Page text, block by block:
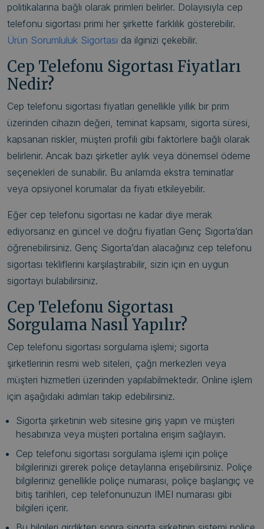
politikalarına bağlı olarak primleri belirler. Dolayısıyla cep
telefonu sigortası primi her şirkette farklılık gösterebilir.
Ürün Sorumluluk Sigortası da ilginizi çekebilir.
Cep Telefonu Sigortası Fiyatları
Nedir?
Cep telefonu sigortası fiyatları genellikle yıllık bir prim
üzerinden cihazın değeri, teminat kapsamı, sigorta süresi,
kapsanan riskler, müşteri profili gibi faktörlere bağlı olarak
belirlenir. Ancak bazı şirketler aylık veya dönemsel ödeme
seçenekleri de sunabilir. Bu anlamda ekstra teminatlar
veya opsiyonel korumalar da fiyatı etkileyebilir.
Eğer cep telefonu sigortası ne kadar diye merak
ediyorsanız en güncel ve doğru fiyatları Genç Sigorta’dan
öğrenebilirsiniz. Genç Sigorta’dan alacağınız cep telefonu
sigortası tekliflerini karşılaştırabilir, sizin için en uygun
sigortayı bulabilirsiniz.
Cep Telefonu Sigortası
Sorgulama Nasıl Yapılır?
Cep telefonu sigortası sorgulama işlemi; sigorta
şirketlerinin resmi web siteleri, çağrı merkezleri veya
müşteri hizmetleri üzerinden yapılabilmektedir. Online işlem
için aşağıdaki adımları takip edebilirsiniz.
Sigorta şirketinin web sitesine giriş yapın ve müşteri
hesabınıza veya müşteri portalına erişim sağlayın.
Cep telefonu sigortası sorgulama işlemi için poliçe
bilgilerinizi girerek poliçe detaylarına erişebilirsiniz. Poliçe
bilgileriniz genellikle poliçe numarası, poliçe başlangıç ve
bitiş tarihleri, cep telefonunuzun IMEI numarası gibi
bilgileri içerir.